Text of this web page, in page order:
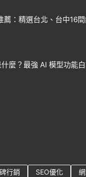
：精選台北、台中16
麼？最強 AI 模型功能
行銷 SEO優化